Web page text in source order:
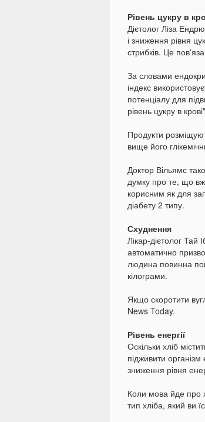
Рівень цукру в
Дієтолог Ліза
і зниження рівня
стрибків. Це
За словами
індекс
потенціалу для
рівень цукру в
Продукти
вище його
Доктор Вільямс
думку про те, що
корисним як для
діабету 2 типу.
Схуднення
Лікар-дієтолог Тай
автоматично
людина повинна
кілограми.
Якщо скоротити
News Today.
Рівень енергії
Оскільки хліб
підживити
зниження рівня
Коли мова йде про
тип хліба, який ви